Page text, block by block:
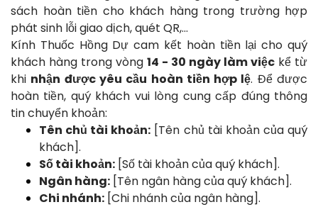
sách hoàn tiền cho khách hàng trong trường hợp
phát sinh lỗi giao dịch, quét QR,...
Kính Thuốc Hồng Dự cam kết hoàn tiền lại cho quý
khách hàng trong vòng 14 - 30 ngày làm việc kể từ
khi nhận được yêu cầu hoàn tiền hợp lệ. Để được
hoàn tiền, quý khách vui lòng cung cấp đúng thông
tin chuyển khoản:
Tên chủ tài khoản: [Tên chủ tài khoản của quý
khách].
Số tài khoản: [Số tài khoản của quý khách].
Ngân hàng: [Tên ngân hàng của quý khách].
Chi nhánh: [Chi nhánh của ngân hàng].